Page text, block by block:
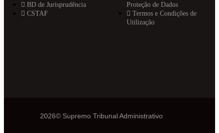
BD de Jurisprudência
CSTAF
Proteção de Dados
Termos e Condições de
Utilização
2026© Supremo Tribunal Administrativo